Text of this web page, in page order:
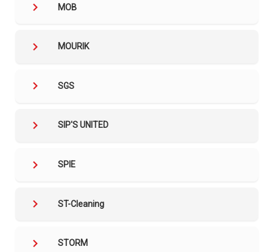
MOB
MOURIK
SGS
SIP'S UNITED
SPIE
ST-Cleaning
STORM